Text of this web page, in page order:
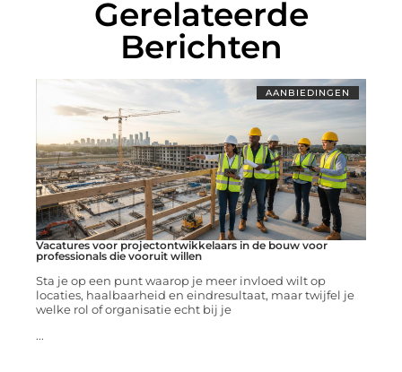
Gerelateerde
Berichten
AANBIEDINGEN
Vacatures voor projectontwikkelaars in de bouw voor
professionals die vooruit willen
Sta je op een punt waarop je meer invloed wilt op
locaties, haalbaarheid en eindresultaat, maar twijfel je
welke rol of organisatie echt bij je
...